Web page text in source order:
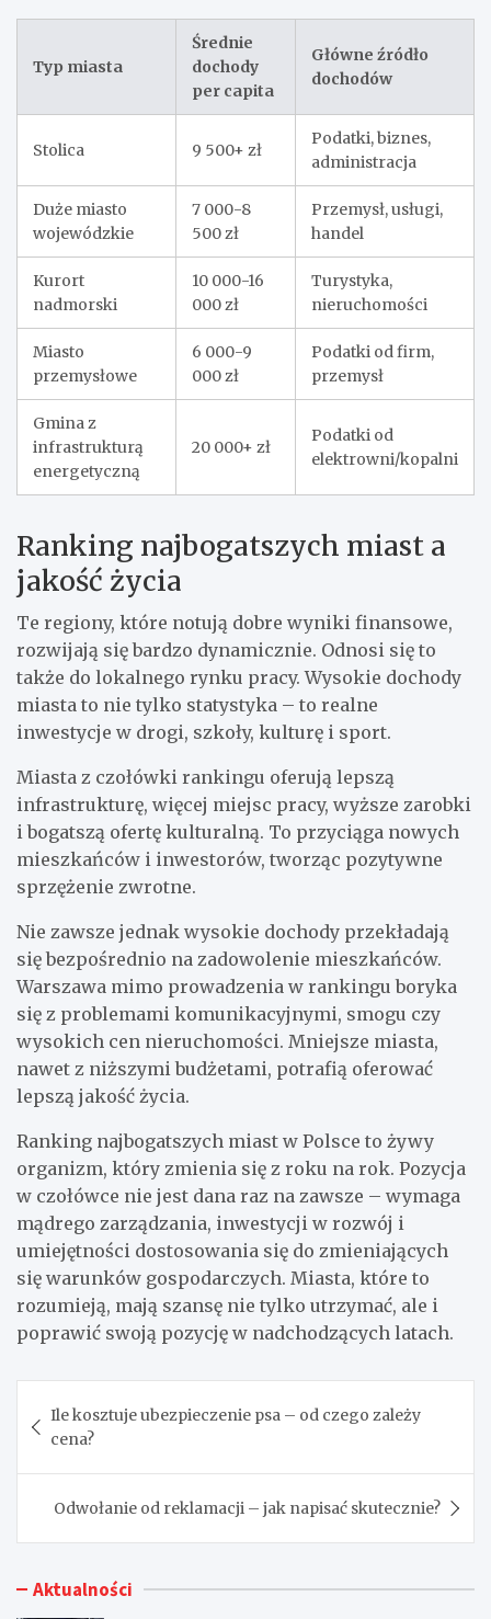
Typ miasta
Średnie
dochody
per capita
Główne źródło
dochodów
Stolica 9 500+ zł
Podatki, biznes,
administracja
Duże miasto
wojewódzkie
7 000-8
500 zł
Przemysł, usługi,
handel
Kurort
nadmorski
10 000-16
000 zł
Turystyka,
nieruchomości
Miasto
przemysłowe
6 000-9
000 zł
Podatki od firm,
przemysł
Gmina z
infrastrukturą
energetyczną
20 000+ zł
Podatki od
elektrowni/kopalni
Ranking najbogatszych miast a
jakość życia
Te regiony, które notują dobre wyniki finansowe,
rozwijają się bardzo dynamicznie. Odnosi się to
także do lokalnego rynku pracy. Wysokie dochody
miasta to nie tylko statystyka – to realne
inwestycje w drogi, szkoły, kulturę i sport.
Miasta z czołówki rankingu oferują lepszą
infrastrukturę, więcej miejsc pracy, wyższe zarobki
i bogatszą ofertę kulturalną. To przyciąga nowych
mieszkańców i inwestorów, tworząc pozytywne
sprzężenie zwrotne.
Nie zawsze jednak wysokie dochody przekładają
się bezpośrednio na zadowolenie mieszkańców.
Warszawa mimo prowadzenia w rankingu boryka
się z problemami komunikacyjnymi, smogu czy
wysokich cen nieruchomości. Mniejsze miasta,
nawet z niższymi budżetami, potrafią oferować
lepszą jakość życia.
Ranking najbogatszych miast w Polsce to żywy
organizm, który zmienia się z roku na rok. Pozycja
w czołówce nie jest dana raz na zawsze – wymaga
mądrego zarządzania, inwestycji w rozwój i
umiejętności dostosowania się do zmieniających
się warunków gospodarczych. Miasta, które to
rozumieją, mają szansę nie tylko utrzymać, ale i
poprawić swoją pozycję w nadchodzących latach.
wpisu
Ile kosztuje ubezpieczenie psa – od czego zależy
cena?
Odwołanie od reklamacji – jak napisać skutecznie?
Aktualności